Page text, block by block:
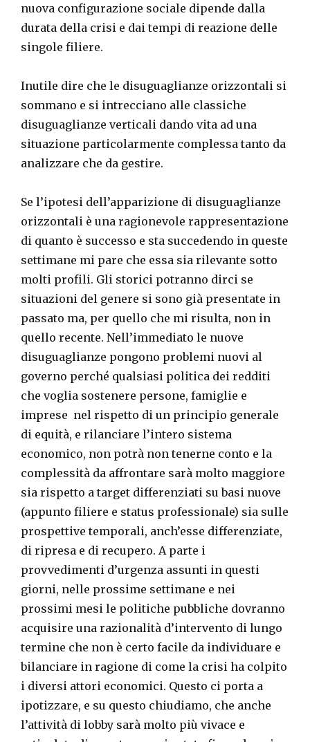
nuova configurazione sociale dipende dalla
durata della crisi e dai tempi di reazione delle
singole filiere.
Inutile dire che le disuguaglianze orizzontali si
sommano e si intrecciano alle classiche
disuguaglianze verticali dando vita ad una
situazione particolarmente complessa tanto da
analizzare che da gestire.
Se l’ipotesi dell’apparizione di disuguaglianze
orizzontali è una ragionevole rappresentazione
di quanto è successo e sta succedendo in queste
settimane mi pare che essa sia rilevante sotto
molti profili. Gli storici potranno dirci se
situazioni del genere si sono già presentate in
passato ma, per quello che mi risulta, non in
quello recente. Nell’immediato le nuove
disuguaglianze pongono problemi nuovi al
governo perché qualsiasi politica dei redditi
che voglia sostenere persone, famiglie e
imprese nel rispetto di un principio generale
di equità, e rilanciare l’intero sistema
economico, non potrà non tenerne conto e la
complessità da affrontare sarà molto maggiore
sia rispetto a target differenziati su basi nuove
(appunto filiere e status professionale) sia sulle
prospettive temporali, anch’esse differenziate,
di ripresa e di recupero. A parte i
provvedimenti d’urgenza assunti in questi
giorni, nelle prossime settimane e nei
prossimi mesi le politiche pubbliche dovranno
acquisire una razionalità d’intervento di lungo
termine che non è certo facile da individuare e
bilanciare in ragione di come la crisi ha colpito
i diversi attori economici. Questo ci porta a
ipotizzare, e su questo chiudiamo, che anche
l’attività di lobby sarà molto più vivace e